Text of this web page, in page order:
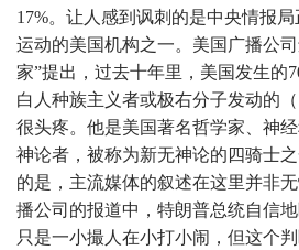
17%。让人感到讽刺的是中央情报
运动的美国机构之一。美国广播公
家”提出，过去十年里，美国发生的
白人种族主义者或极右分子发动的
很头疼。他是美国著名哲学家、神
神论者，被称为新无神论的四骑士
的是，主流媒体的叙述在这里并非
播公司的报道中，特朗普总统自信
只是一小撮人在小打小闹，但这个